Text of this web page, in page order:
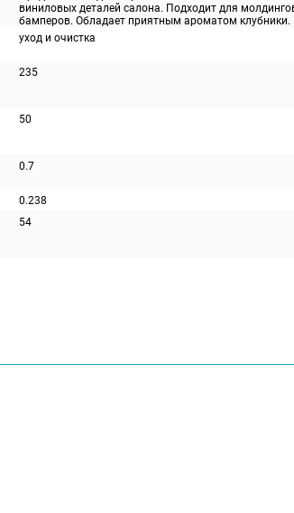
виниловых деталей салона. Подходит для
бамперов. Обладает приятным ароматом клубники.
уход и очистка
235
50
0.7
0.238
54